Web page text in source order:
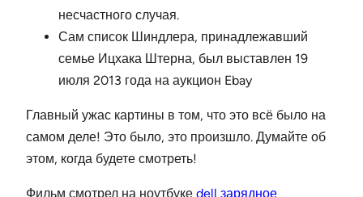
несчастного случая.
Сам список Шиндлера, принадлежавший
семье Ицхака Штерна, был выставлен 19
июля 2013 года на аукцион Ebay
Главный ужас картины в том, что это всё было на
самом деле! Это было, это произшло. Думайте об
этом, когда будете смотреть!
Фильм смотрел на ноутбуке dell зарядное